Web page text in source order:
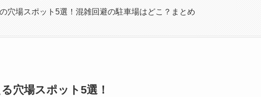
穴場スポット5選！混雑回避の駐車場はどこ？まとめ
穴場スポット5選！